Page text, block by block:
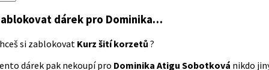
dárek pro Dominika…
si zablokovat Kurz šití korzetů ?
dárek pak nekoupí pro Dominika Atigu Sobotková nikdo